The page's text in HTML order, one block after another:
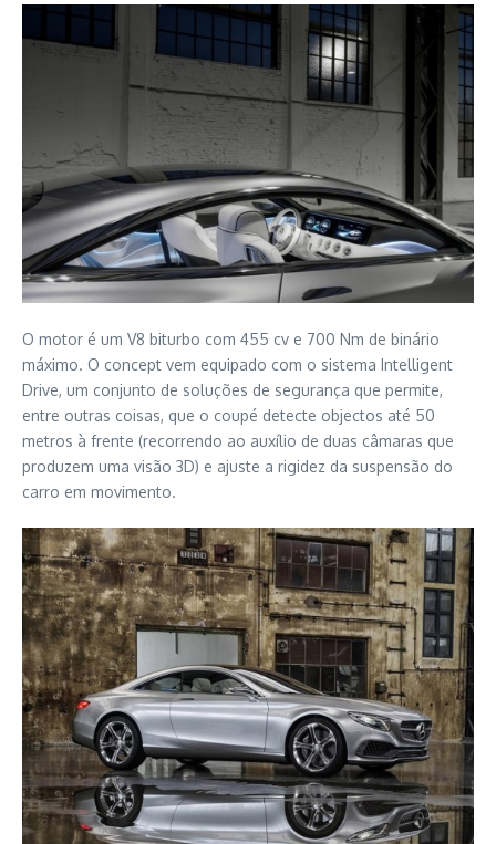
O motor é um V8 biturbo com 455 cv e 700 Nm de binário
máximo. O concept vem equipado com o sistema Intelligent
Drive, um conjunto de soluções de segurança que permite,
entre outras coisas, que o coupé detecte objectos até 50
metros à frente (recorrendo ao auxílio de duas câmaras que
produzem uma visão 3D) e ajuste a rigidez da suspensão do
carro em movimento.